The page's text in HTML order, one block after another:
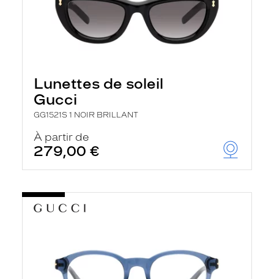
Lunettes de soleil
Gucci
GG1521S 1 NOIR BRILLANT
À partir de
279,00 €